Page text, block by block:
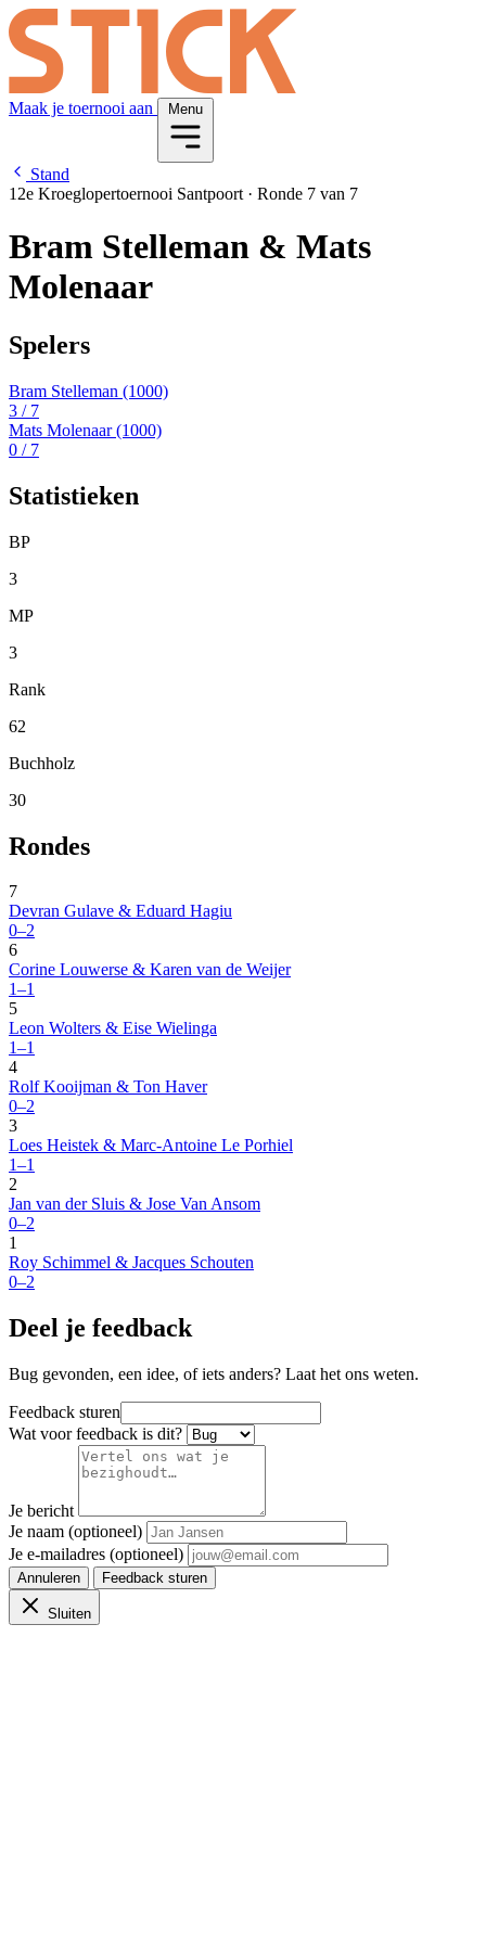
Maak je toernooi aan Menu
Stand
12e Kroeglopertoernooi Santpoort · Ronde 7 van 7
Bram Stelleman & Mats
Molenaar
Spelers
Bram Stelleman (1000)
3 / 7
Mats Molenaar(1000)
0 / 7
Statistieken
BP
3
MP
3
Rank
62
Buchholz
30
Rondes
7
Devran Gulave & Eduard Hagiu
0–2
6
Corine Louwerse & Karen van de Weijer
1–1
5
Leon Wolters & Eise Wielinga
1–1
4
Rolf Kooijman & Ton Haver
0–2
3
Loes Heistek & Marc-Antoine Le Porhiel
1–1
2
Jan van der Sluis & Jose Van Ansom
0–2
1
Roy Schimmel & Jacques Schouten
0–2
Deel je feedback
Bug gevonden, een idee, of iets anders? Laat het ons weten.
Feedback sturen
Wat voor feedback is dit?
Je bericht
Je naam (optioneel)
Je e-mailadres (optioneel)
Annuleren Feedback sturen
Sluiten